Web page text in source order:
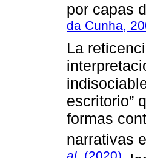
por capas
da Cunha,
La
escritorio”
formas
narrativas